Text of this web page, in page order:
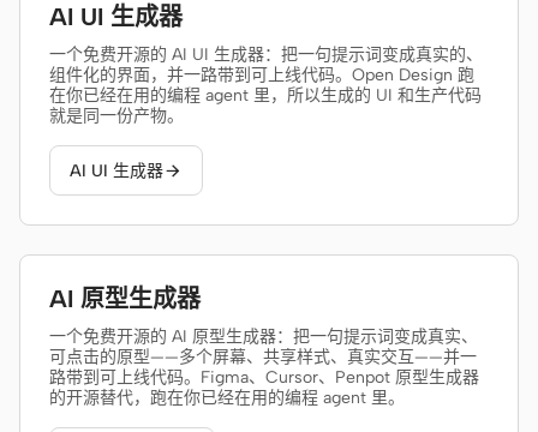
OpenCode
Gemini CLI
Qwen Code
Kimi CLI
DeepSeek TUI
Trae CLI
AI UI 生成器
一个免费开源的 AI UI 生成器：把一句提示词变成真实的、
组件化的界面，并一路带到可上线代码。Open Design 跑
在你已经在用的编程 agent 里，所以生成的 UI 和生产代码
就是同一份产物。
AI UI 生成器
AI 原型生成器
一个免费开源的 AI 原型生成器：把一句提示词变成真实、
可点击的原型——多个屏幕、共享样式、真实交互——并一
路带到可上线代码。Figma、Cursor、Penpot 原型生成器
的开源替代，跑在你已经在用的编程 agent 里。